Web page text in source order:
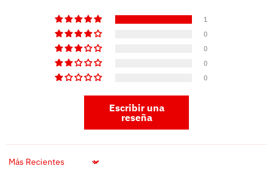
1
0
0
0
0
Escribir una
reseña
Sort by